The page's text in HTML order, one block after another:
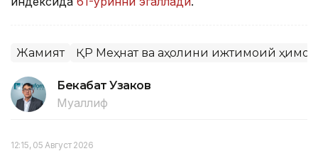
Жамият ҚР Меҳнат ва аҳолини ижтимоий ҳимоя
Бекабат Узаков
Муаллиф
12:15, 05 Август 2026